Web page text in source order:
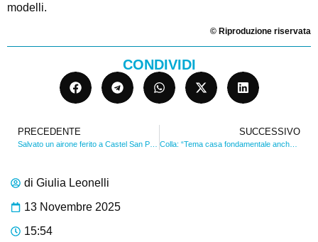
di Giulia Leonelli
13 Novembre 2025
15:54
modelli.
© Riproduzione riservata
CONDIVIDI
PRECEDENTE SUCCESSIVO
Colla: “Tema casa fondamentale anche per le imprese”. VIDEO